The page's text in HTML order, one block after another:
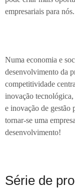
empresariais para nós.
Numa economia e
desenvolvimento da
competitividade
inovação
e inovação de gestão
tornar-se uma
desenvolvimento!
Série de